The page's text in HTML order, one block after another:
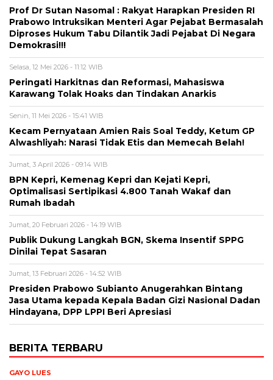
Prof Dr Sutan Nasomal : Rakyat Harapkan Presiden RI
Prabowo Intruksikan Menteri Agar Pejabat Bermasalah
Diproses Hukum Tabu Dilantik Jadi Pejabat Di Negara
Demokrasi!!!
Selasa, 12 Mei 2026 - 11:12 WIB
Peringati Harkitnas dan Reformasi, Mahasiswa
Karawang Tolak Hoaks dan Tindakan Anarkis
Senin, 11 Mei 2026 - 15:41 WIB
Kecam Pernyataan Amien Rais Soal Teddy, Ketum GP
Alwashliyah: Narasi Tidak Etis dan Memecah Belah!
Jumat, 3 April 2026 - 09:14 WIB
BPN Kepri, Kemenag Kepri dan Kejati Kepri,
Optimalisasi Sertipikasi 4.800 Tanah Wakaf dan
Rumah Ibadah
Jumat, 20 Februari 2026 - 14:19 WIB
Publik Dukung Langkah BGN, Skema Insentif SPPG
Dinilai Tepat Sasaran
Jumat, 13 Februari 2026 - 14:52 WIB
Presiden Prabowo Subianto Anugerahkan Bintang
Jasa Utama kepada Kepala Badan Gizi Nasional Dadan
Hindayana, DPP LPPI Beri Apresiasi
BERITA TERBARU
GAYO LUES